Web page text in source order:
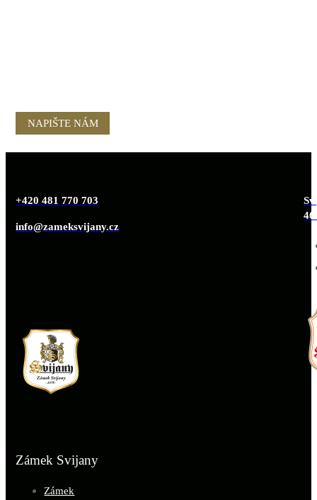
NAPIŠTE NÁM
+420 481 770 703
info@zameksvijany.cz
Zámek Svijany
Zámek